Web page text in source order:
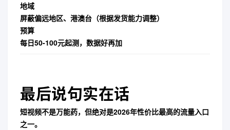
地域
屏蔽偏远地区、港澳台（根据发货能力调整）
预算
每日50-100元起测，数据好再加
最后说句实在话
短视频不是万能药，但绝对是2026年性价比最高的流量入口
之一。